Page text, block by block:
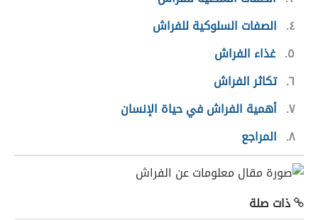
٤
الصفات السلوكية للفراش
٥ غذاء الفراش
٦ تكاثر الفراش
٧ أهمية الفراش في حياة الإنسان
٨ المراجع
ذات صلة